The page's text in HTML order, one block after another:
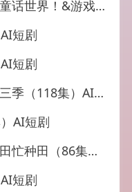
到暗黑童话世界（93集）AI短剧
短剧
短剧
（118集）AI短剧
AI短剧
田（86集）AI短剧
短剧